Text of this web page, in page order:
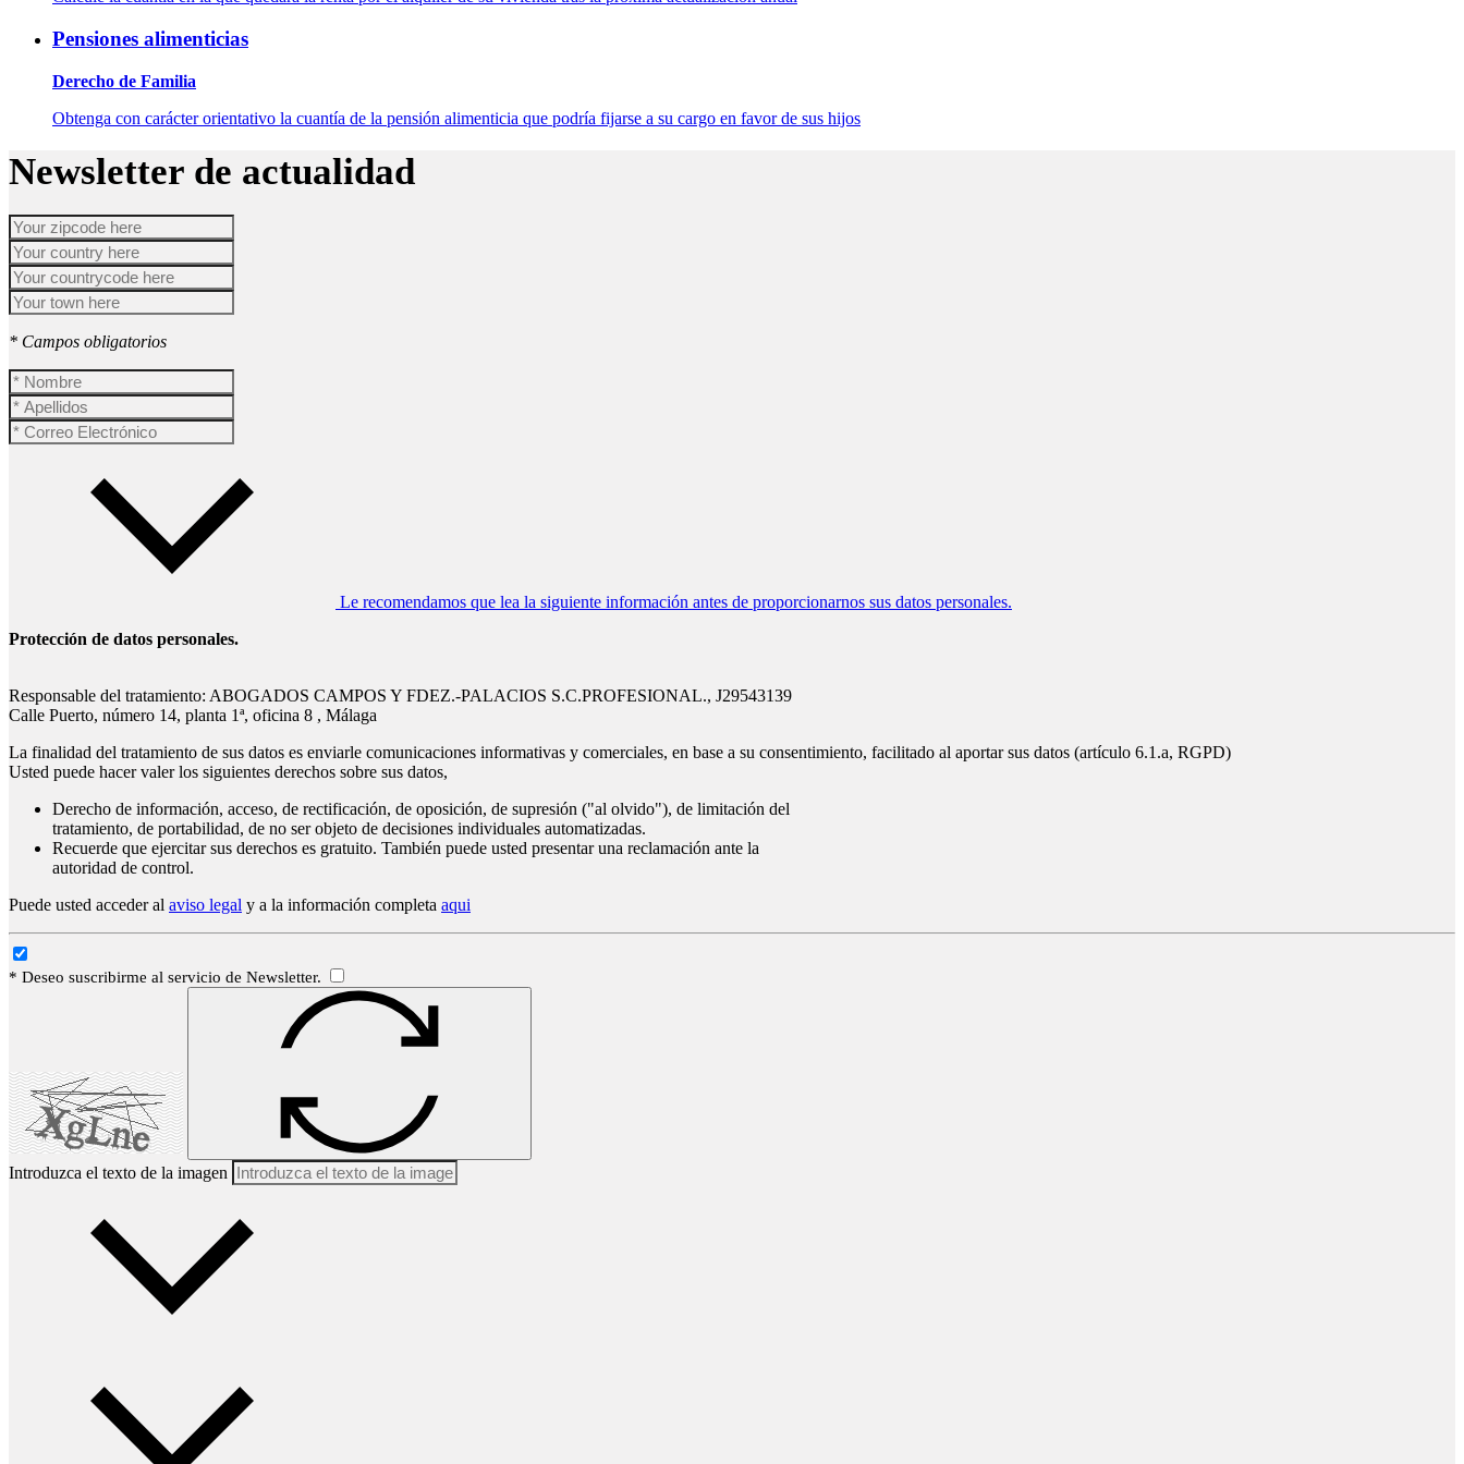
Pensiones alimenticias
Derecho de Familia
Obtenga con carácter orientativo la cuantía de la pensión alimenticia que podría fijarse a su cargo en favor de sus hijos
Newsletter de actualidad
* Campos obligatorios
Le recomendamos que lea la siguiente información antes de proporcionarnos sus datos personales.
Protección de datos personales.
Responsable del tratamiento: ABOGADOS CAMPOS Y FDEZ.-PALACIOS S.C.PROFESIONAL., J29543139
Calle Puerto, número 14, planta 1ª, oficina 8 , Málaga
La finalidad del tratamiento de sus datos es enviarle comunicaciones informativas y comerciales, en base a su consentimiento, facilitado al aportar sus datos (artículo 6.1.a, RGPD)
Usted puede hacer valer los siguientes derechos sobre sus datos,
Derecho de información, acceso, de rectificación, de oposición, de supresión ("al olvido"), de limitación del
tratamiento, de portabilidad, de no ser objeto de decisiones individuales automatizadas.
Recuerde que ejercitar sus derechos es gratuito. También puede usted presentar una reclamación ante la
autoridad de control.
Puede usted acceder al aviso legal y a la información completa aqui
* Deseo suscribirme al servicio de Newsletter.
Introduzca el texto de la imagen